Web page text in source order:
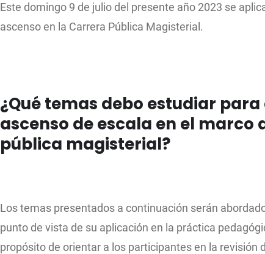
Este domingo 9 de julio del presente año 2023 se
ascenso en la Carrera Pública Magisterial.
¿Qué temas debo estudiar
ascenso de escala en el marco
pública magisterial?
Los temas presentados a continuación serán
punto de vista de su aplicación en la práctica
propósito de orientar a los participantes en la revisión